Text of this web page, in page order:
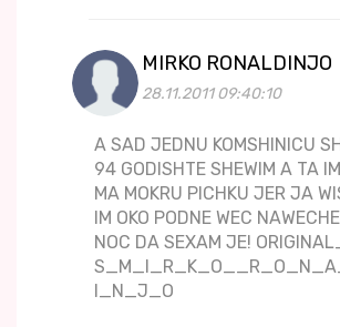
MIRKO RONALDINJO
28.11.2011 09:40:10
A SAD JEDNU KOMSHINICU
94 GODISHTE SHEWIM A TA
MA MOKRU PICHKU JER JA
IM OKO PODNE WEC
NOC DA SEXAM JE!
I_N_J_O